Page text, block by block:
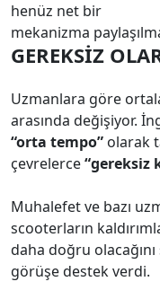
henüz net bir
mekanizma
GEREKSİZ
Uzmanlara göre
arasında değişiyor.
“orta tempo” olarak
çevrelerce“gereksiz
Muhalefet ve bazı
scooterların
daha doğru
görüşe destek verdi.